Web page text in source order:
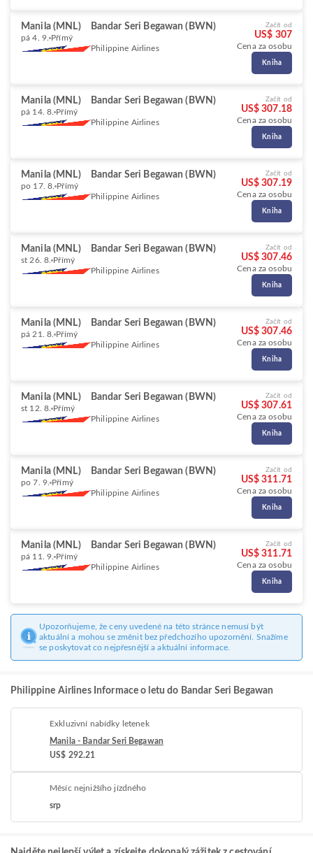
Manila (MNL) Bandar Seri Begawan (BWN)
pá 4. 9. Přímý
Philippine Airlines
Začít od
US$ 307
Cena za osobu
Kniha
Manila (MNL) Bandar Seri Begawan (BWN)
pá 14. 8. Přímý
Philippine Airlines
Začít od
US$ 307.18
Cena za osobu
Kniha
Manila (MNL) Bandar Seri Begawan (BWN)
po 17. 8. Přímý
Philippine Airlines
Začít od
US$ 307.19
Cena za osobu
Kniha
Manila (MNL) Bandar Seri Begawan (BWN)
st 26. 8. Přímý
Philippine Airlines
Začít od
US$ 307.46
Cena za osobu
Kniha
Manila (MNL) Bandar Seri Begawan (BWN)
pá 21. 8. Přímý
Philippine Airlines
Začít od
US$ 307.46
Cena za osobu
Kniha
Manila (MNL) Bandar Seri Begawan (BWN)
st 12. 8. Přímý
Philippine Airlines
Začít od
US$ 307.61
Cena za osobu
Kniha
Manila (MNL) Bandar Seri Begawan (BWN)
po 7. 9. Přímý
Philippine Airlines
Začít od
US$ 311.71
Cena za osobu
Kniha
Manila (MNL) Bandar Seri Begawan (BWN)
pá 11. 9. Přímý
Philippine Airlines
Začít od
US$ 311.71
Cena za osobu
Kniha
Upozorňujeme, že ceny uvedené na této stránce nemusí být
aktuální a mohou se změnit bez předchozího upozornění. Snažíme
se poskytovat co nejpřesnější a aktuální informace.
Philippine Airlines Informace o letu do Bandar Seri Begawan
Exkluzivní nabídky letenek
Manila - Bandar Seri Begawan
US$ 292.21
Měsíc nejnižšího jízdného
srp